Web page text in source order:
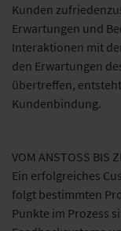
Kunden
Erwartungen und
Interaktionen mit
den Erwartungen
übertreffen,
Kundenbindung.
VOM ANSTOSS BIS
Ein erfolgreiches
folgt bestimmten
Punkte im Prozess